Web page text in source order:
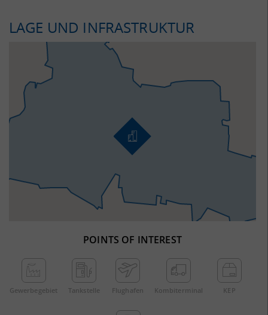
LAGE UND INFRASTRUKTUR
POINTS OF INTEREST
Gewerbe­gebiet Tankstelle Flughafen Kombi­terminal KEP